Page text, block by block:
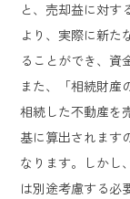
と、売却益に対す
より、実際に新た
ることができ、資
また、「相続財産
相続した不動産を
基に算出されます
なります。しかし
は別途考慮する必